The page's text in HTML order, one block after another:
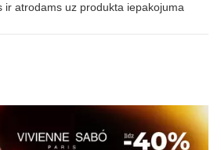
ir atrodams uz produkta iepakojuma